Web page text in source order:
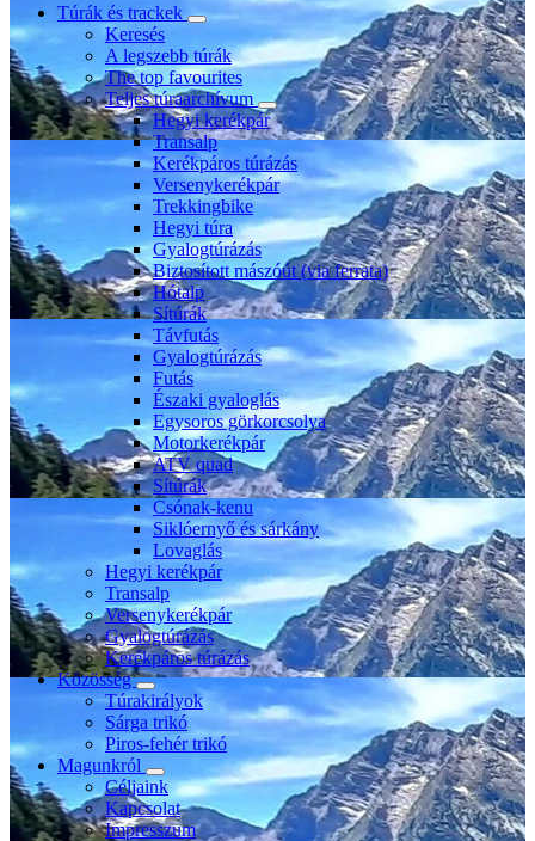
Túrák és trackek
Keresés
A legszebb túrák
The top favourites
Teljes túraarchívum
Hegyi kerékpár
Transalp
Kerékpáros túrázás
Versenykerékpár
Trekkingbike
Hegyi túra
Gyalogtúrázás
Biztosított mászóút (via ferrata)
Hótalp
Sítúrák
Távfutás
Gyalogtúrázás
Futás
Északi gyaloglás
Egysoros görkorcsolya
Motorkerékpár
ATV quad
Sítúrák
Csónak-kenu
Siklóernyő és sárkány
Lovaglás
Hegyi kerékpár
Transalp
Versenykerékpár
Gyalogtúrázás
Kerékpáros túrázás
Közösség
Túrakirályok
Sárga trikó
Piros-fehér trikó
Magunkról
Céljaink
Kapcsolat
Impresszum